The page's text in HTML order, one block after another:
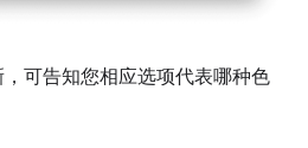
可告知您相应选项代表哪种色